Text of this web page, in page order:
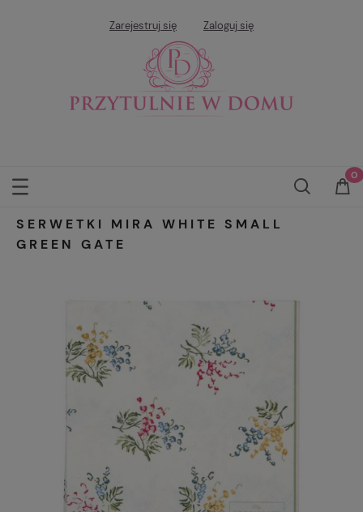
Zarejestruj się Zaloguj się
SERWETKI MIRA WHITE SMALL
GREEN GATE